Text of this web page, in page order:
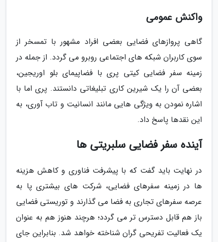
واکنش عمومی
گاهی پروازهای فضایی بعضی افراد مشهور با تمسخر از
سوی کاربران شبکه های اجتماعی روبرو می گردد. از جمله در
زمینه سفر فضایی کیتی پری با فضاپیمای بلو اوریجین،
بعضی آن را یک شیرین کاری تبلیغاتی دانستند. پری اما با
اشاره نمودن به ویژگی هایی مانند انسانیت و تاب آوری، به
این نقدها پاسخ داد.
آینده سفر فضایی سلبریتی ها
در نهایت باید گفت که با پیشرفت فناوری و کاهش هزینه
ها در زمینه سفرهای فضایی، شرکت های بیشتری پا به
عرصه سفرهای تجاری به فضا می گذارند و توریستی فضایی
باز هم قابل دسترس تر می گردد؛ هرچند هنوز هم به عنوان
یک فعالیت تفریحی گران شناخته خواهد شد. بنابراین جای